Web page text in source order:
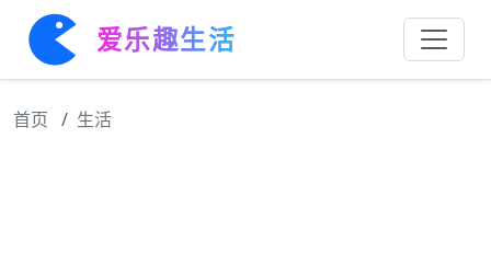
爱乐趣生活
首页 生活